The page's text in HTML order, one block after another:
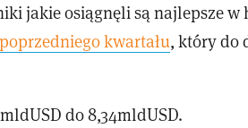
jakie osiągnęli są najlepsze w
kwartału, który do
do 8,34mldUSD.